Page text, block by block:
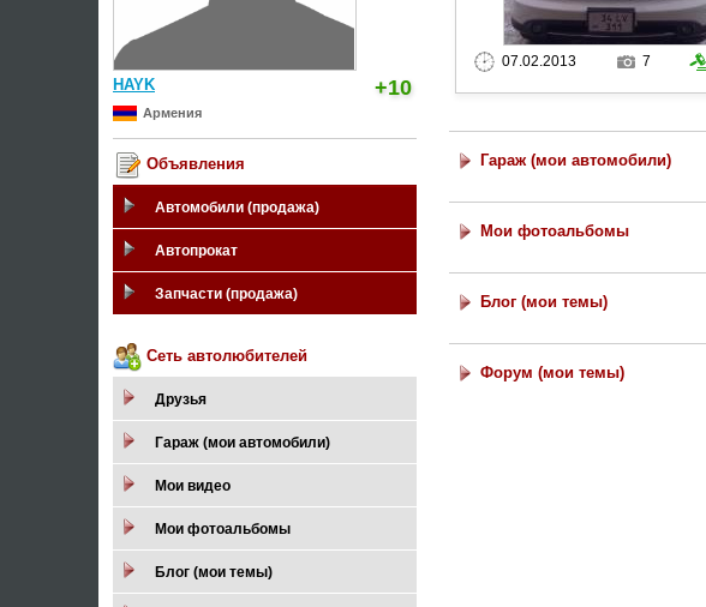
HAYK +10
Армения
Объявления
Автомобили (продажа)
Автопрокат
Запчасти (продажа)
Сеть автолюбителей
Друзья
Гараж (мои автомобили)
Мои видео
Мои фотоальбомы
Блог (мои темы)
07.02.2013 7
Гараж (мои автомобили)
Мои фотоальбомы
Блог (мои темы)
Форум (мои темы)